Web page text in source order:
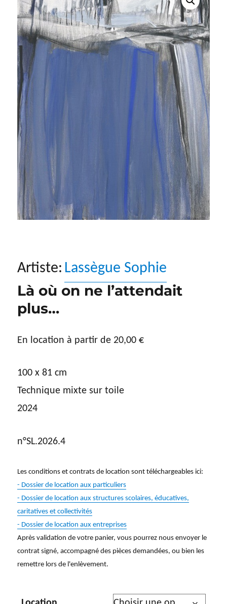
Artiste: Lassègue Sophie
Là où on ne l’attendait
plus…
En location à partir de 20,00€
100 x 81 cm
Technique mixte sur toile
2024
n°SL.2026.4
Les conditions et contrats de location sont téléchargeables ici:
- Dossier de location aux particuliers
- Dossier de location aux structures scolaires, éducatives,
caritatives et collectivités
- Dossier de location aux entreprises
Après validation de votre panier, vous pourrez nous envoyer le
contrat signé, accompagné des pièces demandées, ou bien les
remettre lors de l'enlèvement.